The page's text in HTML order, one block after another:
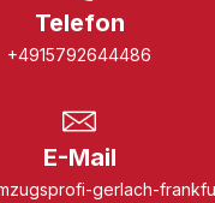
Telefon
+4915792644486
E-Mail
gerlach-